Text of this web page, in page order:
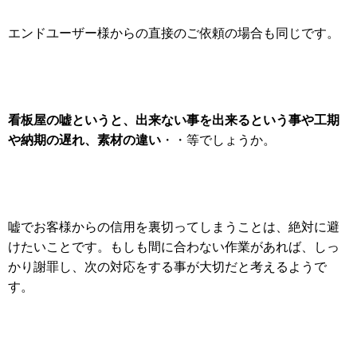
エンドユーザー様からの直接のご依頼の場合も同じです。
看板屋の嘘というと、出来ない事を出来るという事や工期
や納期の遅れ、素材の違い ・・等でしょうか。
嘘でお客様からの信用を裏切ってしまうことは、絶対に避
けたいことです。もしも間に合わない作業があれば、しっ
かり謝罪し、次の対応をする事が大切だと考えるようで
す。